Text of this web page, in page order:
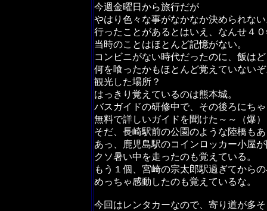
今週金曜日から旅行だが
やはり色々な事がなかなか決められな
行ったことがあるとはいえ、なんせ４
当時のことはほとんど記憶がない。
コンビニがない時代だったのに、飯は
何を喰ったかもほとんど覚えていない
観光した場所？
はっきり覚えているのは熊本城。
バスガイドの研修中で、その後ろにち
無料で詳しいガイドを聞けた～～（爆）
そだ、長崎駅前の公園のような陸橋も
あっ、鹿児島駅のコインロッカー小屋
クソ暑い中を走ったのも覚えている。
もう１個、宮崎の宗太郎駅過ぎてから
めっちゃ感動したのも覚えているな。
今回はレンタカーなので、寄り道が多